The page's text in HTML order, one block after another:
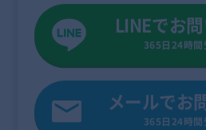
LINEでお
365日24時間
メールでお
365日24時間